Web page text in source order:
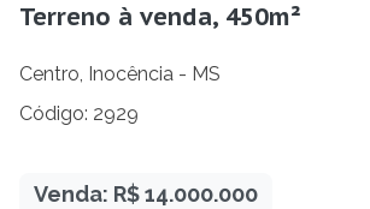
Terreno à venda, 450m²
Centro, Inocência - MS
Código: 2929
Venda: R$ 14.000.000